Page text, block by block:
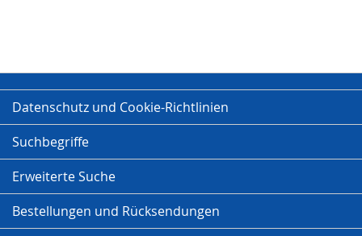
Datenschutz und Cookie-Richtlinien
Suchbegriffe
Erweiterte Suche
Bestellungen und Rücksendungen